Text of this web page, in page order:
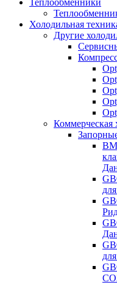
Теплообменники
Холодильная
Другие
Коммерческая